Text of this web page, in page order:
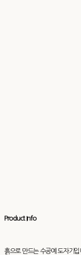
Product Info
흙으로 만드는 수공예 도자기입